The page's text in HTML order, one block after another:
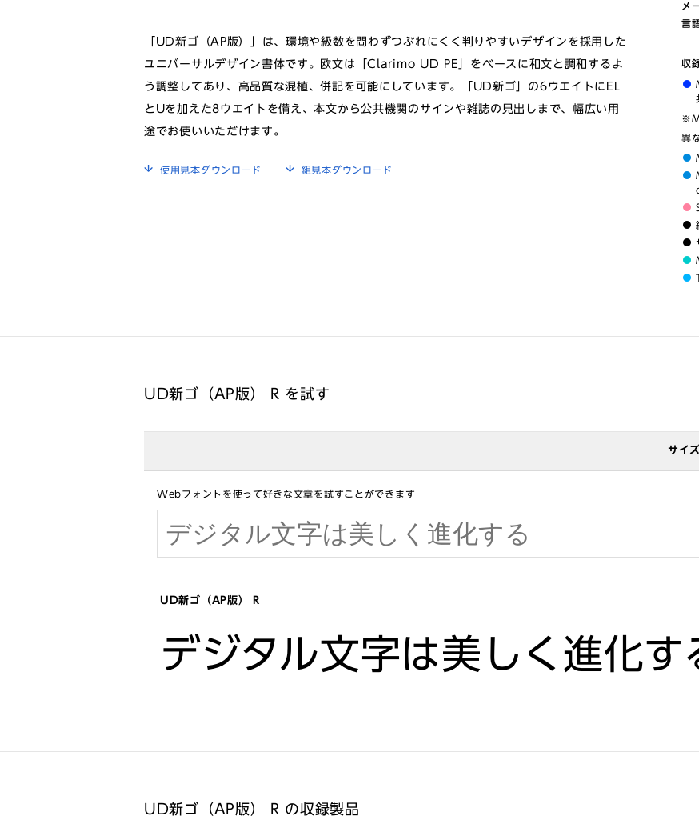
「UD新ゴ（AP版）」は、環境や級数を問わずつぶれにくく判りやすいデザインを採用した
ユニバーサルデザイン書体です。欧文は「Clarimo UD PE」をベースに和文と調和するよ
う調整してあり、高品質な混植、併記を可能にしています。「UD新ゴ」の6ウエイトにEL
とUを加えた8ウエイトを備え、本文から公共機関のサインや雑誌の見出しまで、幅広い用
途でお使いいただけます。
使用見本ダウンロード 組見本ダウンロード
メ
言
収
異
UD新ゴ（AP版） R を試す
サイズ
Webフォントを使って好きな文章を試すことができます
UD新ゴ（AP版） R
デジタル文字は美しく進化す
UD新ゴ（AP版） R の収録製品